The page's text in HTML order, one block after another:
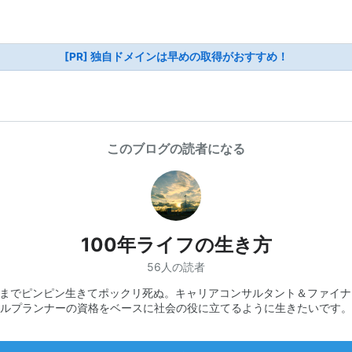
[PR] 独自ドメインは早めの取得がおすすめ！
このブログの読者になる
100年ライフの生き方
56人の読者
でピンピン生きてポックリ死ぬ。キャリアコンサルタント＆ファイ
ルプランナーの資格をベースに社会の役に立てるように生きたいです。